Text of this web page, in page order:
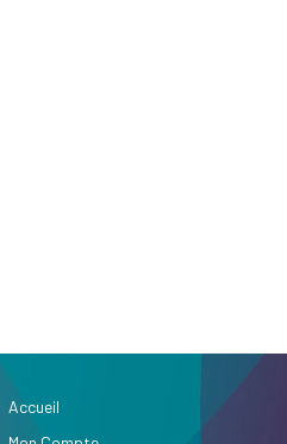
Accueil